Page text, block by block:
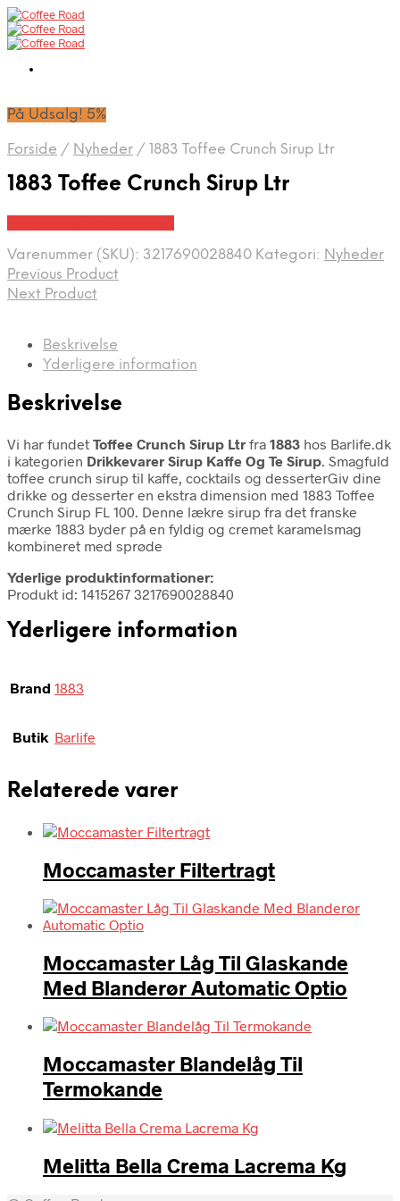
På Udsalg! 5%
Forside / Nyheder / 1883 Toffee Crunch Sirup Ltr
1883 Toffee Crunch Sirup Ltr
Varenummer (SKU): 3217690028840 Kategori: Nyheder
Previous Product
Next Product
Beskrivelse
Yderligere information
Beskrivelse
Vi har fundet Toffee Crunch Sirup Ltr fra 1883 hos Barlife.dk
i kategorien Drikkevarer Sirup Kaffe Og Te Sirup. Smagfuld
toffee crunch sirup til kaffe, cocktails og desserterGiv dine
drikke og desserter en ekstra dimension med 1883 Toffee
Crunch Sirup FL 100. Denne lækre sirup fra det franske
mærke 1883 byder på en fyldig og cremet karamelsmag
kombineret med sprøde
Yderlige produktinformationer:
Produkt id: 1415267 3217690028840
Yderligere information
Brand 1883
Butik Barlife
Relaterede varer
Moccamaster Filtertragt
Moccamaster Låg Til Glaskande
Med Blanderør Automatic Optio
Moccamaster Blandelåg Til
Termokande
Melitta Bella Crema Lacrema Kg